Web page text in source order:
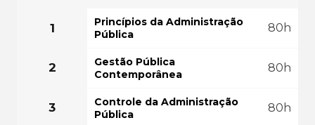
FAÇA SUA
1
Princípios da Administração
Pública
80h
2
Gestão Pública
Contemporânea
80h
3
Controle da Administração
Pública
80h